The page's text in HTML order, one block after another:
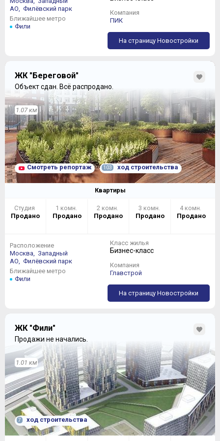
С ростом их площади это впечатление только
усиливается:
Получить изолированные комнаты втрехкомнатных
можно, начиная с рассмотрения вариантов
В ряде больших распашонок с изоляцией возникнет
проблема, которая компенсируется исчерпывающим
функционалом в виде нескольких санузлов и
гардеробных комнат:
АО,
Филёвский парк
Ближайшее метро
Фили
Компания
ПИК
На страницу Новостройки
ЖК "Береговой"
Объект сдан. Всё распродано.
1.07 км
Смотреть репортаж 103 ход строительства
Квартиры
Студия
Продано
1 комн.
Продано
2 комн.
Продано
3 комн.
Продано
4 комн.
Продано
Расположение
Москва,
Западный
АО,
Филёвский парк
Ближайшее метро
Фили
Класс жилья
Бизнес-класс
Компания
Главстрой
На страницу Новостройки
ЖК "Фили"
Продажи не начались.
1.01 км
7 ход строительства